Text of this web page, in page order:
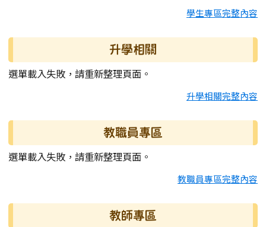
學生專區完整內容
升學相關
選單載入失敗，請重新整理頁面。
升學相關完整內容
教職員專區
選單載入失敗，請重新整理頁面。
教職員專區完整內容
教師專區